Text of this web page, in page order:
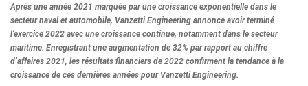
Après une année 2021 marquée par une croissance exponentielle dans le
secteur naval et automobile, Vanzetti Engineering annonce avoir terminé
l’exercice 2022 avec une croissance continue, notamment dans le secteur
maritime. Enregistrant une augmentation de 32% par rapport au chiffre
d’affaires 2021, les résultats financiers de 2022 confirment la tendance à la
croissance de ces dernières années pour Vanzetti Engineering.